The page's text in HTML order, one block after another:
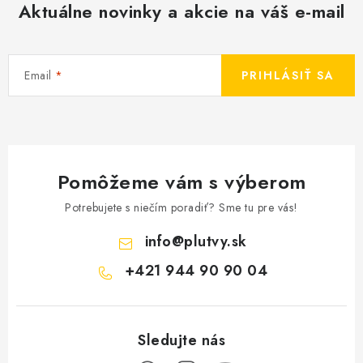
Aktuálne novinky a akcie na váš e-mail
Email PRIHLÁSIŤ SA
Pomôžeme vám s výberom
Potrebujete s niečím poradiť? Sme tu pre vás!
info@plutvy.sk
+421 944 90 90 04